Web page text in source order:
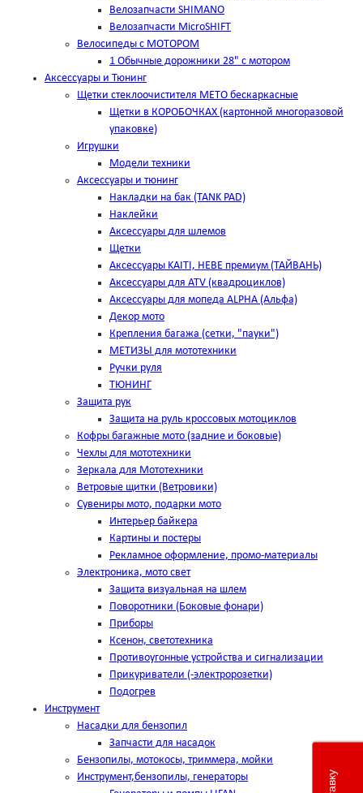
Велозапчасти SHIMANO
Велозапчасти MicroSHIFT
Велосипеды с МОТОРОМ
1 Обычные дорожники 28" с мотором
Аксессуары и Тюнинг
Щетки стеклоочистителя METO бескаркасные
Щетки в КОРОБОЧКАХ (картонной многоразовой
упаковке)
Игрушки
Модели техники
Аксессуары и тюнинг
Накладки на бак (TANK PAD)
Наклейки
Аксессуары для шлемов
Щетки
Аксессуары KAITI, HEBE премиум (ТАЙВАНЬ)
Аксессуары для ATV (квадроциклов)
Аксессуары для мопеда ALPHA (Альфа)
Декор мото
Крепления багажа (сетки, "пауки")
МЕТИЗЫ для мототехники
Ручки руля
ТЮНИНГ
Защита рук
Защита на руль кроссовых мотоциклов
Кофры багажные мото (задние и боковые)
Чехлы для мототехники
Зеркала для Мототехники
Ветровые щитки (Ветровики)
Сувениры мото, подарки мото
Интерьер байкера
Картины и постеры
Рекламное оформление, промо-материалы
Электроника, мото свет
Защита визуальная на шлем
Поворотники (Боковые фонари)
Приборы
Ксенон, светотехника
Противоугонные устройства и сигнализации
Прикуриватели (-электророзетки)
Подогрев
Инструмент
Насадки для бензопил
Запчасти для насадок
Бензопилы, мотокосы, триммера, мойки
Инструмент,бензопилы, генераторы